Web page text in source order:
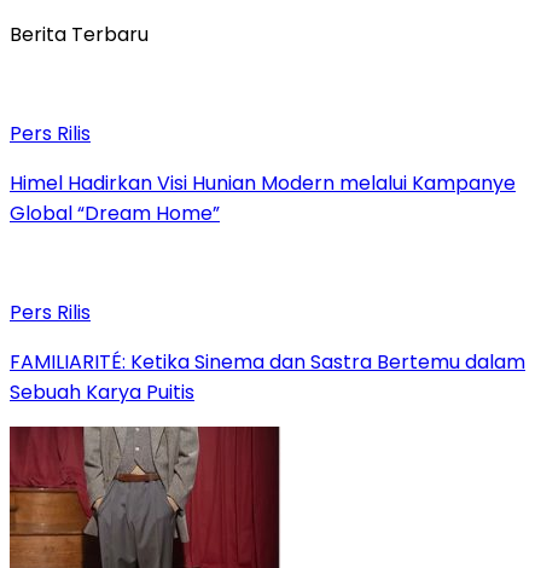
Berita Terbaru
Pers Rilis
Himel Hadirkan Visi Hunian Modern melalui Kampanye
Global “Dream Home”
Pers Rilis
FAMILIARITÉ: Ketika Sinema dan Sastra Bertemu dalam
Sebuah Karya Puitis